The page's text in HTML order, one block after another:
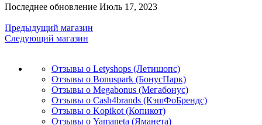
Последнее обновление Июль 17, 2023
Предыдущий магазин
Следующий магазин
Отзывы о Letyshops (Летишопс)
Отзывы о Bonuspark (БонусПарк)
Отзывы о Megabonus (Мегабонус)
Отзывы о Cash4brands (КэшФоБрендс)
Отзывы о Kopikot (Копикот)
Отзывы о Yamaneta (Яманета)